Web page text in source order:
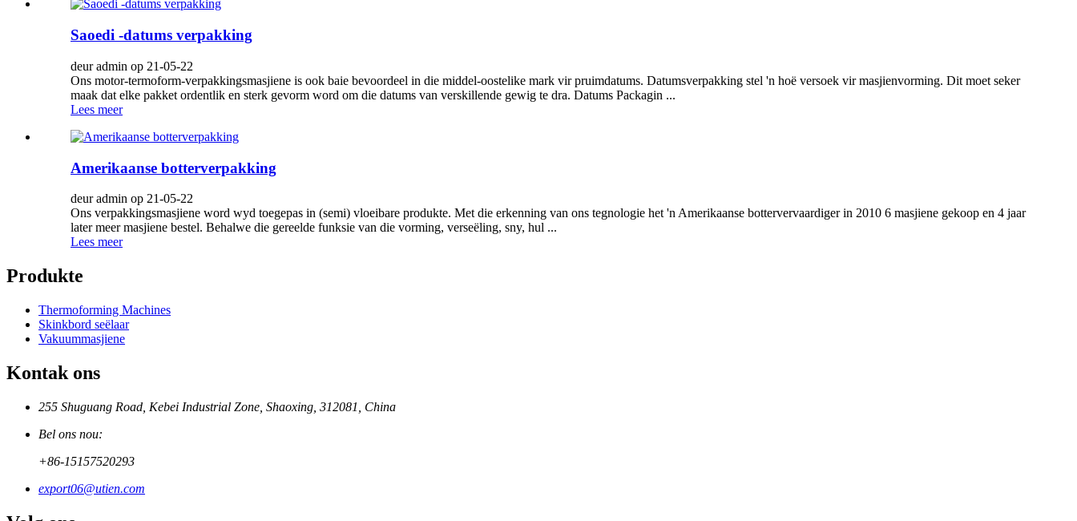
Saoedi -datums verpakking
deur admin op 21-05-22
Ons motor-termoform-verpakkingsmasjiene is ook baie bevoordeel in die middel-oostelike mark vir pruimdatums. Datumsverpakking stel 'n hoë versoek vir masjienvorming. Dit moet seker
maak dat elke pakket ordentlik en sterk gevorm word om die datums van verskillende gewig te dra. Datums Packagin ...
Lees meer
Amerikaanse botterverpakking
deur admin op 21-05-22
Ons verpakkingsmasjiene word wyd toegepas in (semi) vloeibare produkte. Met die erkenning van ons tegnologie het 'n Amerikaanse bottervervaardiger in 2010 6 masjiene gekoop en 4 jaar
later meer masjiene bestel. Behalwe die gereelde funksie van die vorming, verseëling, sny, hul ...
Lees meer
Produkte
Thermoforming Machines
Skinkbord seëlaar
Vakuummasjiene
Kontak ons
255 Shuguang Road, Kebei Industrial Zone, Shaoxing, 312081, China
Bel ons nou:
+86-15157520293
export06@utien.com